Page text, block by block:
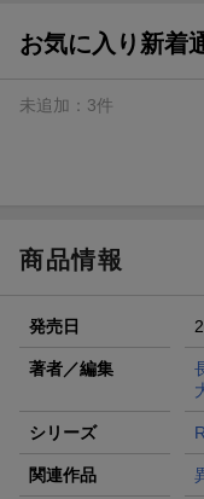
お気に入り新着
未追加： 3件
商品情報
発売日
著者／編集
シリーズ
関連作品